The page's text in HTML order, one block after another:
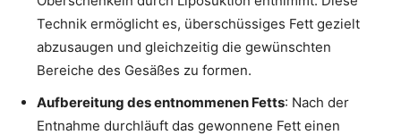
Technik ermöglicht es, überschüssiges Fett gezielt
abzusaugen und gleichzeitig die gewünschten
Bereiche des Gesäßes zu formen.
Aufbereitung des entnommenen Fetts: Nach der
Entnahme durchläuft das gewonnene Fett einen